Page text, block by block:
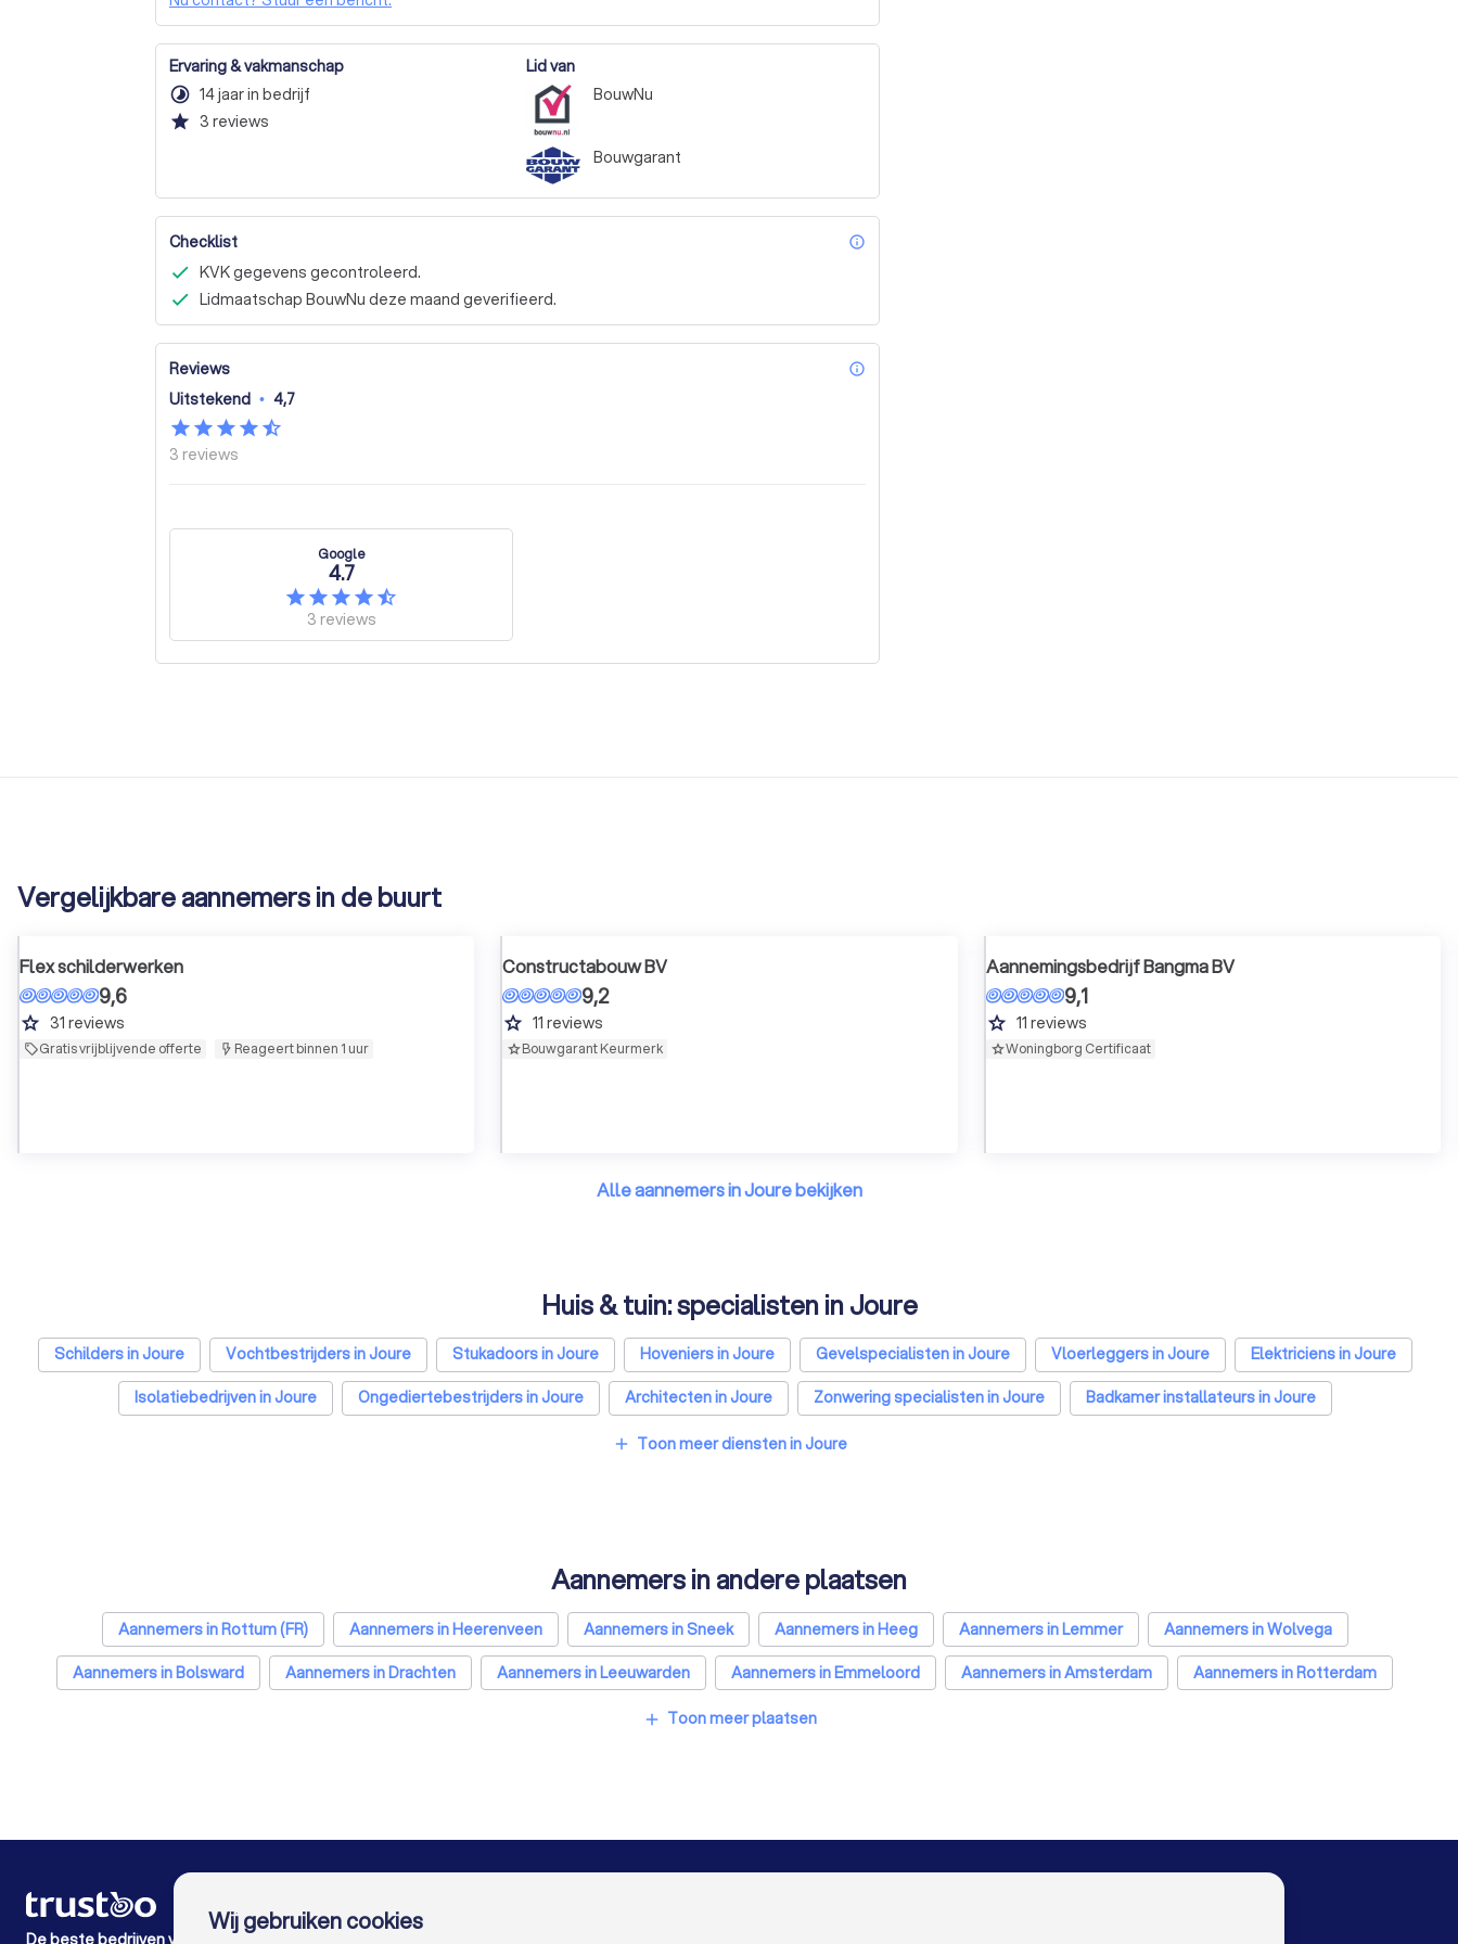
Ervaring & vakmanschap
timelapse 14 jaar in bedrijf
star 3 reviews
Lid van
BouwNu
Bouwgarant
Checklist info_outline
KVK gegevens gecontroleerd.
Lidmaatschap BouwNu deze maand geverifieerd.
Reviews info_outline
Uitstekend • 4,7
3 reviews
Google
4.7
3 reviews
Vergelijkbare aannemers in de buurt
Flex schilderwerken
9,6
grade 31 reviews
Gratis vrijblijvende offerte Reageert binnen 1 uur
Constructabouw BV
9,2
grade 11 reviews
Bouwgarant Keurmerk
Aannemingsbedrijf Bangma BV
9,1
grade 11 reviews
Woningborg Certificaat
Alle aannemers in Joure bekijken
Huis & tuin: specialisten in Joure
Schilders in Joure Vochtbestrijders in Joure Stukadoors in Joure Hoveniers in Joure Gevelspecialisten in Joure Vloerleggers in Joure
Elektriciens in Joure
Isolatiebedrijven in Joure
Ongediertebestrijders in Joure Architecten in Joure Zonwering specialisten in Joure
Badkamer installateurs in Joure
Hekwerkspecialisten in Joure Interieurstylisten in Joure
add Toon meer diensten in Joure
Aannemers in andere plaatsen
Aannemers in Rottum (FR) Aannemers in Heerenveen Aannemers in Sneek Aannemers in Heeg Aannemers in Lemmer
Aannemers in Wolvega
Aannemers in Bolsward
Aannemers in Drachten Aannemers in Leeuwarden Aannemers in Emmeloord Aannemers in Amsterdam
Aannemers in Rotterdam
Aannemers in Eindhoven Aannemers in Tilburg
add Toon meer plaatsen
Hoe het werkt
Wij gebruiken cookies